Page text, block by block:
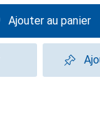
Ajouter au panier